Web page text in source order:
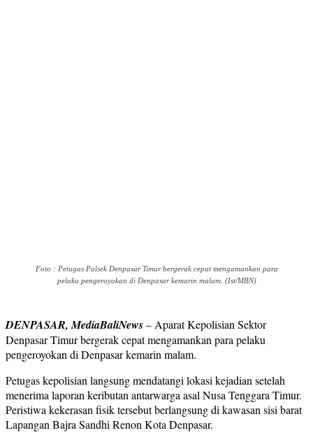
Foto : Petugas Polsek Denpasar Timur bergerak cepat mengamankan para
pelaku pengeroyokan di Denpasar kemarin malam. (Ist/MBN)
DENPASAR, MediaBaliNews– Aparat Kepolisian Sektor
Denpasar Timur bergerak cepat mengamankan para pelaku
pengeroyokan di Denpasar kemarin malam.
Petugas kepolisian langsung mendatangi lokasi kejadian setelah
menerima laporan keributan antarwarga asal Nusa Tenggara Timur.
Peristiwa kekerasan fisik tersebut berlangsung di kawasan sisi barat
Lapangan Bajra Sandhi Renon Kota Denpasar.